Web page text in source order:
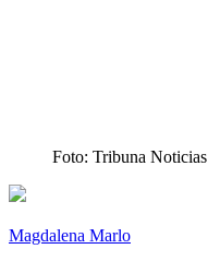
Foto: Tribuna Noticias
Magdalena Marlo